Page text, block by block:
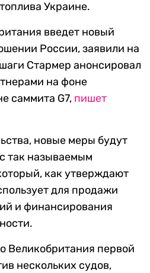
Украине.
введет новый
России, заявили на
Стармер анонсировал
на фоне
саммита G7, пишет
новые меры будут
так называемым
как утверждают
для продажи
и финансирования
Великобритания первой
нескольких судов,